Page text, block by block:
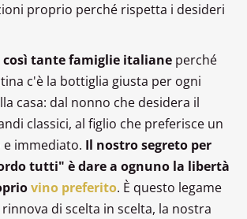
proprio perché rispetta i desideri
così tante famiglie italiane perché
c'è la bottiglia giusta per ogni
casa: dal nonno che desidera il
classici, al figlio che preferisce un
e immediato. Il nostro segreto per
tutti" è dare a ognuno la libertà
vino preferito. È questo legame
di scelta in scelta, la nostra